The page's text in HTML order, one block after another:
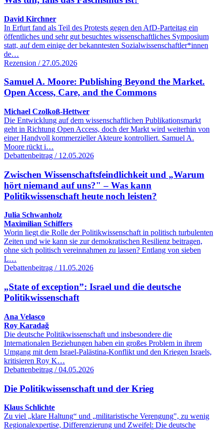
David Kirchner
In Erfurt fand als Teil des Protests gegen den AfD-Parteitag ein
öffentliches und sehr gut besuchtes wissenschaftliches Symposium
statt, auf dem einige der bekanntesten Sozialwissenschaftler*innen
de…
Rezension / 27.05.2026
Samuel A. Moore: Publishing Beyond the Market.
Open Access, Care, and the Commons
Michael Czolkoß-Hettwer
Die Entwicklung auf dem wissenschaftlichen Publikationsmarkt
geht in Richtung Open Access, doch der Markt wird weiterhin von
einer Handvoll kommerzieller Akteure kontrolliert. Samuel A.
Moore rückt i…
Debattenbeitrag / 12.05.2026
Zwischen Wissenschaftsfeindlichkeit und „Warum
hört niemand auf uns?" – Was kann
Politikwissenschaft heute noch leisten?
Julia Schwanholz
Maximilian Schiffers
Worin liegt die Rolle der Politikwissenschaft in politisch turbulenten
Zeiten und wie kann sie zur demokratischen Resilienz beitragen,
ohne sich politisch vereinnahmen zu lassen? Entlang von sieben
L…
Debattenbeitrag / 11.05.2026
„State of exception”: Israel und die deutsche
Politikwissenschaft
Ana Velasco
Roy Karadağ
Die deutsche Politikwissenschaft und insbesondere die
Internationalen Beziehungen haben ein großes Problem in ihrem
Umgang mit dem Israel-Palästina-Konflikt und den Kriegen Israels,
kritisieren Roy K…
Debattenbeitrag / 04.05.2026
Die Politikwissenschaft und der Krieg
Klaus Schlichte
Zu viel „klare Haltung“ und „militaristische Verengung", zu wenig
Regionalexpertise, Differenzierung und Zweifel: Die deutsche